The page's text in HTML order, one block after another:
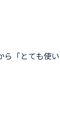
「とても